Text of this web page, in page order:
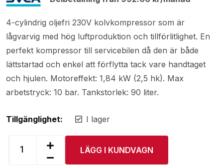
4-cylindrig oljefri 230V kolvkompressor som är
lågvarvig med hög luftproduktion och tillförlitlighet. En
perfekt kompressor till servicebilen då den är både
lättstartad och enkel att förflytta tack vare handtaget
och hjulen. Motoreffekt: 1,84 kW (2,5 hk). Max
arbetstryck: 10 bar. Tankstorlek: 90 liter.
Tillgänglighet: I lager
LÄGG I KUNDVAGN